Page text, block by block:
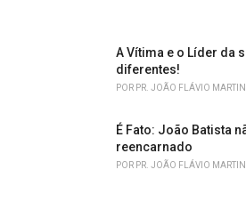
A Vítima e o Líder da
diferentes!
POR PR. JOÃO FLÁVIO
É Fato: João Batista
reencarnado
POR PR. JOÃO FLÁVIO